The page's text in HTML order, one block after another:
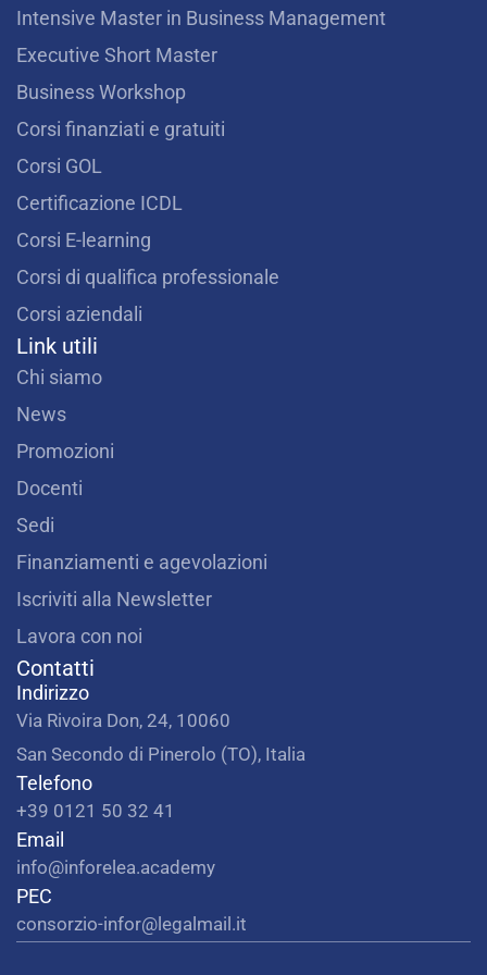
m
Intensive Master in Business Management
Executive Short Master
Business Workshop
Corsi finanziati e gratuiti
Corsi GOL
Certificazione ICDL
Corsi E-learning
Corsi di qualifica professionale
Corsi aziendali
Link utili
Chi siamo
News
Promozioni
Docenti
Sedi
Finanziamenti e agevolazioni
Iscriviti alla Newsletter
Lavora con noi
Contatti
Indirizzo
Via Rivoira Don, 24, 10060
San Secondo di Pinerolo (TO), Italia
Telefono
+39 0121 50 32 41
Email
info@inforelea.academy
PEC
consorzio-infor@legalmail.it